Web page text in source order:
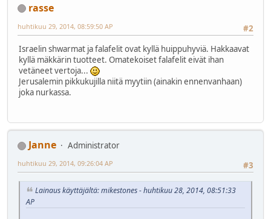
rasse
#2
huhtikuu 29, 2014, 08:59:50 AP
Israelin shwarmat ja falafelit ovat kyllä huippuhyviä. Hakkaavat
kyllä mäkkärin tuotteet. Omatekoiset falafelit eivät ihan
vetäneet vertoja...
Jerusalemin pikkukujilla niitä myytiin (ainakin ennenvanhaan)
joka nurkassa.
Janne
Administrator
#3
huhtikuu 29, 2014, 09:26:04 AP
Lainaus käyttäjältä: mikestones - huhtikuu 28, 2014, 08:51:33
AP